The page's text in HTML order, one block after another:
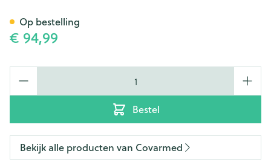
€ 94,99
Bestel
Op bestelling
Bekijk alle producten van Covarmed